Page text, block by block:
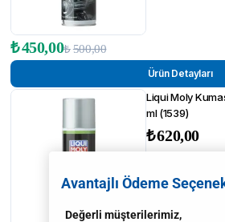
₺500,00
₺450,00
Ürün Detayları
Liqui Moly
ml (1539)
₺620,00
Avantajlı Ödeme
Değerli müşterilerimiz,